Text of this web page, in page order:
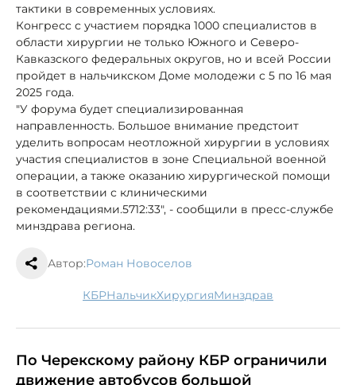
тактики в современных условиях.
Конгресс с участием порядка 1000 специалистов в
области хирургии не только Южного и Северо-
Кавказского федеральных округов, но и всей России
пройдет в нальчикском Доме молодежи с 5 по 16 мая
2025 года.
"У форума будет специализированная
направленность. Большое внимание предстоит
уделить вопросам неотложной хирургии в условиях
участия специалистов в зоне Специальной военной
операции, а также оказанию хирургической помощи
в соответствии с клиническими
рекомендациями.5712:33", - сообщили в пресс-службе
минздрава региона.
Автор:Роман Новоселов
КБР Нальчик хирургия минздрав
По Черекскому району КБР ограничили
движение автобусов большой